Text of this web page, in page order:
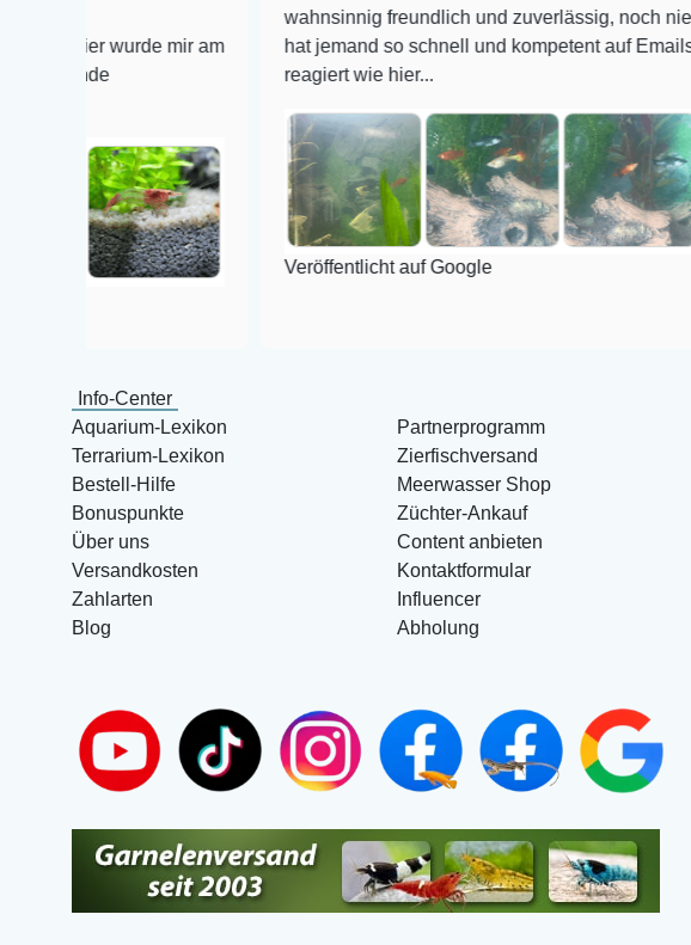
Tier wurde mir am
wahnsinnig freundlich und zuverlässig, noch nie
hat jemand so schnell und kompetent auf Emails
reagiert wie hier...
Veröffentlicht auf Google
Info-Center
Aquarium-Lexikon
Terrarium-Lexikon
Bestell-Hilfe
Bonuspunkte
Über uns
Versandkosten
Zahlarten
Blog
Partnerprogramm
Zierfischversand
Meerwasser Shop
Züchter-Ankauf
Content anbieten
Kontaktformular
Influencer
Abholung